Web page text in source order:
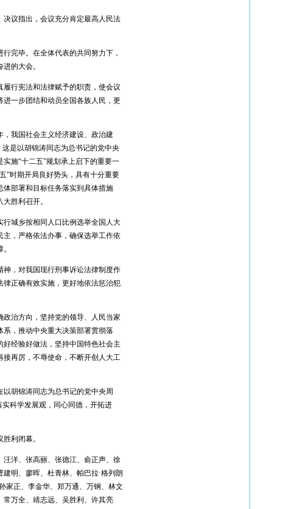
议指出，会议充分肯定最高人民法
完毕。在全体代表的共同努力下，
的大会。
行宪法和法律赋予的职责，使会议
一步团结和动员全国各族人民，更
我国社会主义经济建设、政治建
是以胡锦涛同志为总书记的党中央
施“十二五”规划承上启下的重要一
”时期开局良好势头，具有十分重要
部署和目标任务落实到具体措施
胜利召开。
城乡按相同人口比例选举全国人大
，严格依法办事，确保选举工作依
，对我国现行刑事诉讼法律制度作
正确有效实施，更好地依法惩治犯
治方向，坚持党的领导、人民当家
，推动中央重大决策部署贯彻落
经验好做法，坚持中国特色社会主
再厉，不辱使命，不断开创人大工
胡锦涛同志为总书记的党中央周
科学发展观，同心同德，开拓进
利闭幕。
洋、张高丽、张德江、俞正声、徐
明、廖晖、杜青林、帕巴拉·格列朗
家正、李金华、郑万通、万钢、林文
万全、靖志远、吴胜利、许其亮